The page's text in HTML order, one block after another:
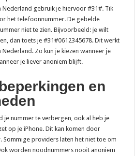
Nederland gebruik je hiervoor #31#. Tik
het telefoonnummer. De gebelde
niet te zien. Bijvoorbeeld: je wilt
dan toets je #31#0612345678. Dit werkt
Zo kun je kiezen wanneer je
je liever anoniem blijft.
en
je nummer te verbergen, ook al heb je
op je iPhone. Dit kan komen door
Sommige providers laten het niet toe om
worden noodnummers nooit anoniem